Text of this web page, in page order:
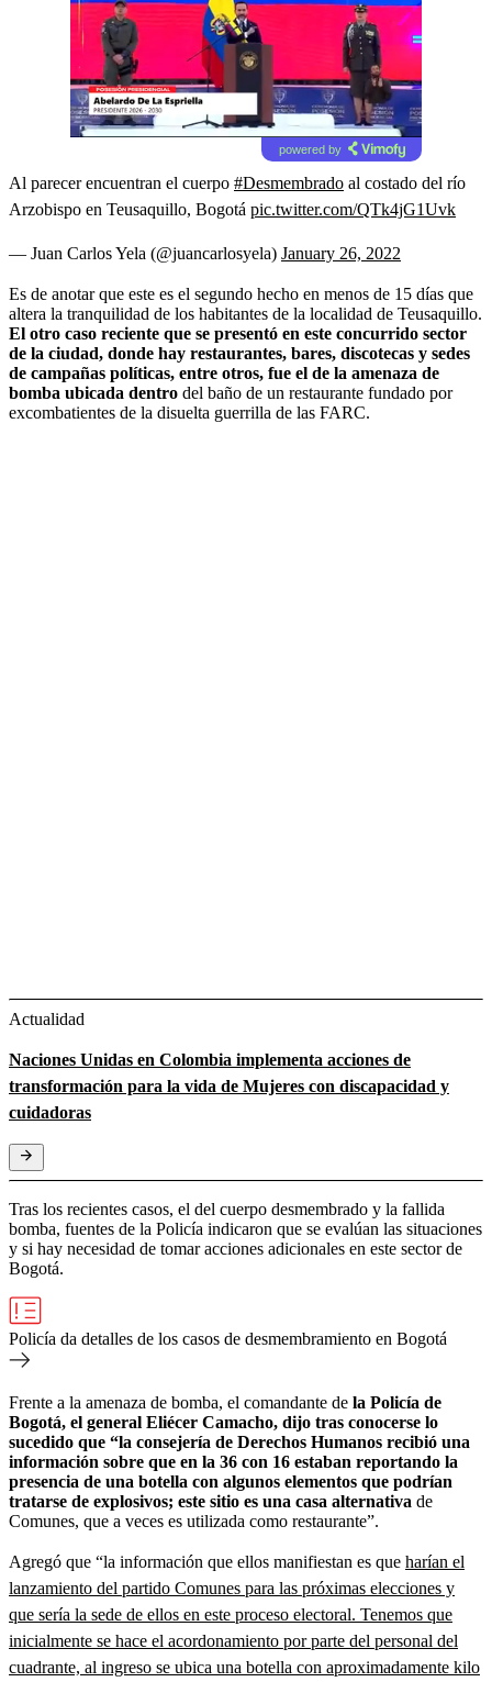
powered by
Al parecer encuentran el cuerpo #Desmembrado al costado del río
Arzobispo en Teusaquillo, Bogotá pic.twitter.com/QTk4jG1Uvk
— Juan Carlos Yela (@juancarlosyela) January 26, 2022
Es de anotar que este es el segundo hecho en menos de 15 días que
altera la tranquilidad de los habitantes de la localidad de Teusaquillo.
El otro caso reciente que se presentó en este concurrido sector
de la ciudad, donde hay restaurantes, bares, discotecas y sedes
de campañas políticas, entre otros, fue el de la amenaza de
bomba ubicada dentro del baño de un restaurante fundado por
excombatientes de la disuelta guerrilla de las FARC.
Actualidad
Naciones Unidas en Colombia implementa acciones de
transformación para la vida de Mujeres con discapacidad y
cuidadoras
Tras los recientes casos, el del cuerpo desmembrado y la fallida
bomba, fuentes de la Policía indicaron que se evalúan las situaciones
y si hay necesidad de tomar acciones adicionales en este sector de
Bogotá.
Policía da detalles de los casos de desmembramiento en Bogotá
Frente a la amenaza de bomba, el comandante de la Policía de
Bogotá, el general Eliécer Camacho, dijo tras conocerse lo
sucedido que “la consejería de Derechos Humanos recibió una
información sobre que en la 36 con 16 estaban reportando la
presencia de una botella con algunos elementos que podrían
tratarse de explosivos; este sitio es una casa alternativa de
Comunes, que a veces es utilizada como restaurante”.
Agregó que “la información que ellos manifiestan es que harían el
lanzamiento del partido Comunes para las próximas elecciones y
que sería la sede de ellos en este proceso electoral. Tenemos que
inicialmente se hace el acordonamiento por parte del personal del
cuadrante, al ingreso se ubica una botella con aproximadamente kilo